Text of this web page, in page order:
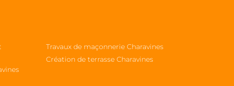
Travaux de maçonnerie Charavines
Création de terrasse Charavines